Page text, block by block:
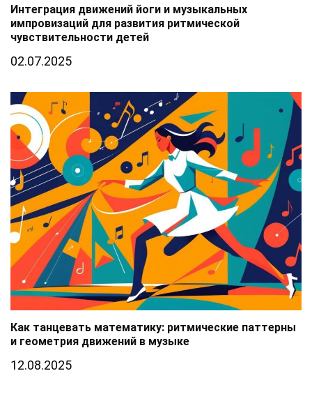
Интеграция движений йоги и музыкальных
импровизаций для развития ритмической
чувствительности детей
02.07.2025
Как танцевать математику: ритмические паттерны
и геометрия движений в музыке
12.08.2025